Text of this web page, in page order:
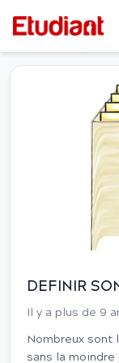
DEFINIR
Il y a plus de 9
Nombreux sont
sans la